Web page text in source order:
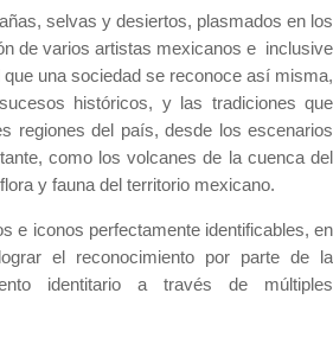
selvas y desiertos, plasmados en los
de varios artistas mexicanos e inclusive
una sociedad se reconoce así misma,
históricos, y las tradiciones que
regiones del país, desde los escenarios
como los volcanes de la cuenca del
y fauna del territorio mexicano.
e iconos perfectamente identificables, en
el reconocimiento por parte de la
identitario a través de múltiples